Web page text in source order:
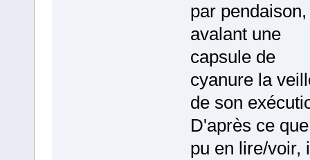
par
avalant une
capsule de
cyanure la
de son
D'après ce
pu en lire/voir,